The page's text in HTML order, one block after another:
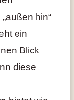
hin“
ein
Blick
diese